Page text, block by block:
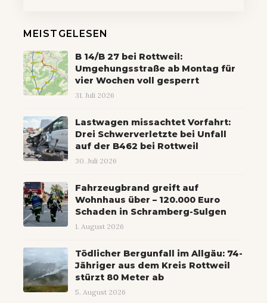
MEISTGELESEN
B 14/B 27 bei Rottweil:
Umgehungsstraße ab Montag für
vier Wochen voll gesperrt
31. Juli 2026
Lastwagen missachtet Vorfahrt:
Drei Schwerverletzte bei Unfall
auf der B462 bei Rottweil
30. Juli 2026
Fahrzeugbrand greift auf
Wohnhaus über – 120.000 Euro
Schaden in Schramberg-Sulgen
1. August 2026
Tödlicher Bergunfall im Allgäu: 74-
Jähriger aus dem Kreis Rottweil
stürzt 80 Meter ab
5. August 2026